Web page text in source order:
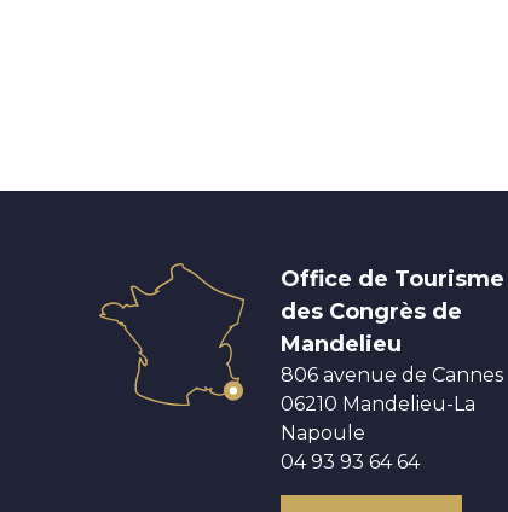
Office de
des Congrès de
Mandelieu
806 avenue de Cannes
06210 Mandelieu-La
Napoule
04 93 93 64 64